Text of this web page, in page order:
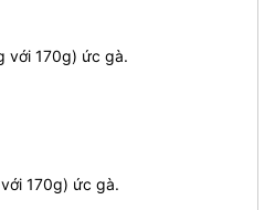
với 170g) ức gà.
170g) ức gà.